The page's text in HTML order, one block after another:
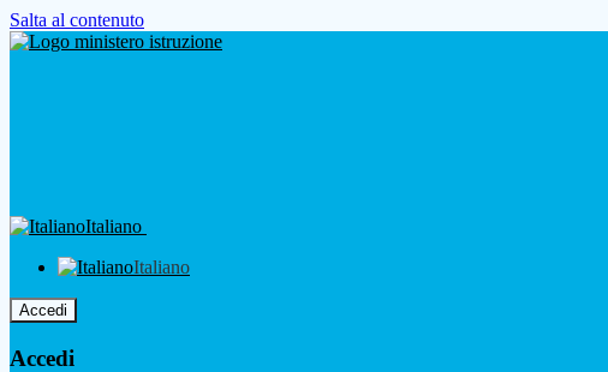
Salta al contenuto
Italiano
Italiano
Accedi
Accedi